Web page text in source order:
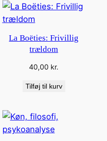
La Boëties: Frivillig
trældom
40,00 kr.
Tilføj til kurv